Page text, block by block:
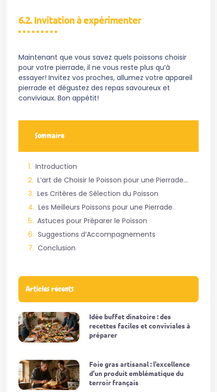
6.2. Invitation à expérimenter
Maintenant que vous savez quels poissons choisir
pour votre pierrade, il ne vous reste plus qu’à
essayer! Invitez vos proches, allumez votre appareil
pierrade et dégustez des repas savoureux et
conviviaux. Bon appétit!
Sommaire
Introduction
L’art de Choisir le Poisson pour une Pierrade Parfaite
Les Critères de Sélection du Poisson
Les Meilleurs Poissons pour une Pierrade
Astuces pour Préparer le Poisson
Suggestions d’Accompagnements
Conclusion
Articles récents
Idée buffet dinatoire : des
recettes faciles et conviviales à
préparer
Foie gras artisanal : l’excellence
d’un produit emblématique du
terroir français